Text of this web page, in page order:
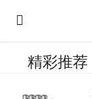
精彩推荐